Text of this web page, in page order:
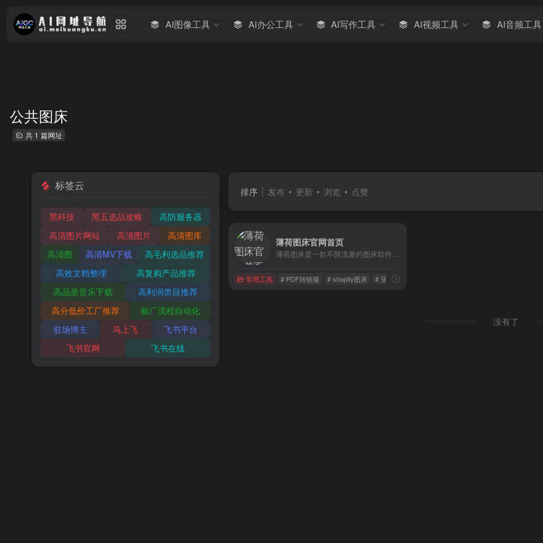
AI图像工具 AI办公工具 AI写作工具 AI视频工具 AI音频工具
公共图床
共 1 篇网址
排序 发布 更新 浏览 点赞
薄荷图床官网首页
常用工具 # PDF转链接 # shopify图床 # 亚马逊图床
没有了
标签云
黑科技 黑五选品攻略
高防服务器
高清图片网站
高清图片
高清图库
高清图
高清MV下载
高毛利选品推荐
高效文档整理
高复购产品推荐
高品质音乐下载
高利润类目推荐
高分低价工厂推荐
验厂流程自动化
驻场博主
马上飞
飞书平台
飞书官网
飞书在线